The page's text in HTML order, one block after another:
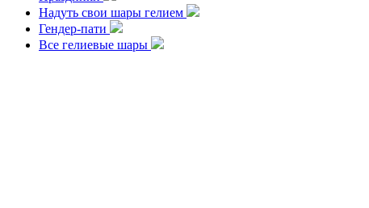
Надуть свои шары гелием
Гендер-пати
Все гелиевые шары